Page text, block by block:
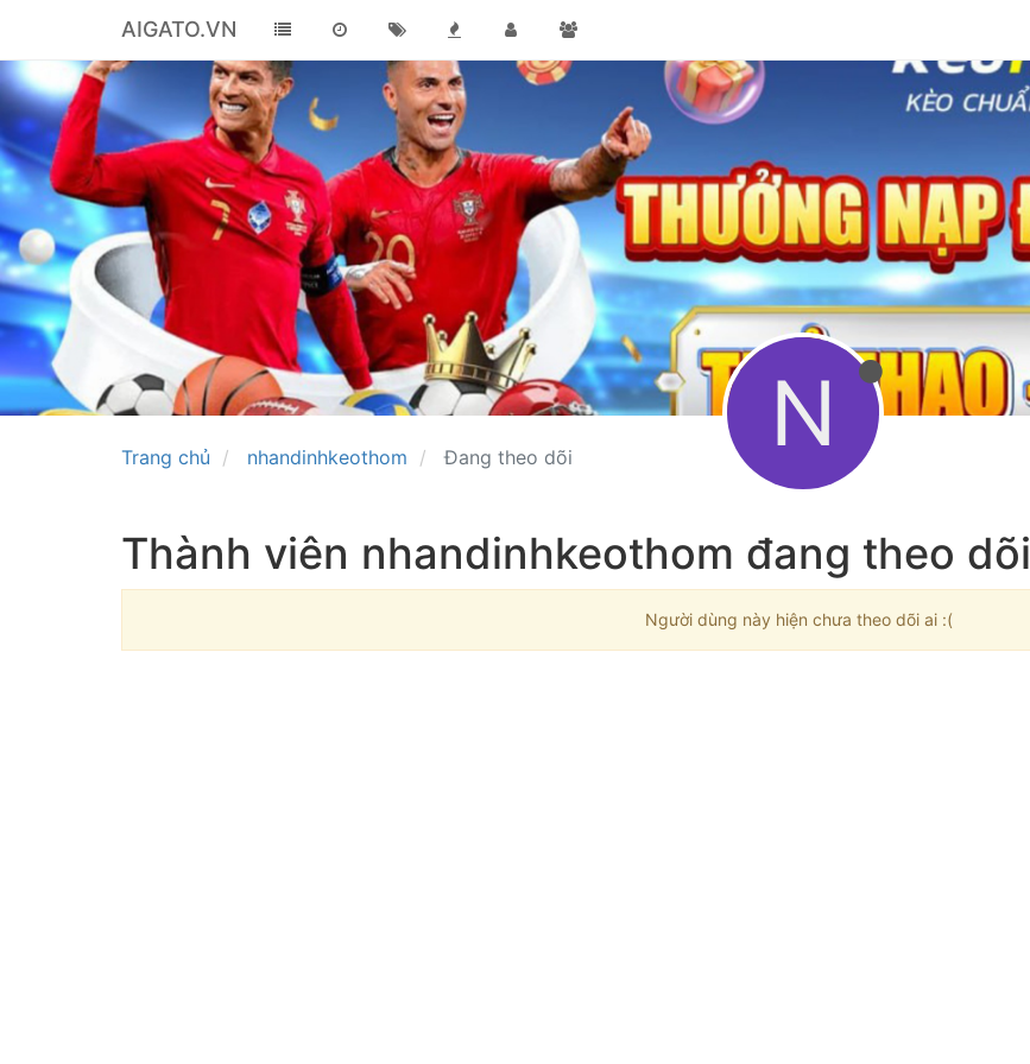
AIGATO.VN
Trang chủ nhandinhkeothom Đang theo dõi N
Thành viên nhandinhkeothom đang theo dõi
Người dùng này hiện chưa theo dõi ai :(